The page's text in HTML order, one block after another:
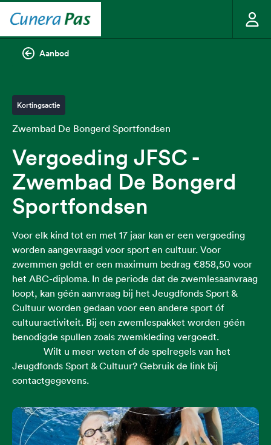
Aanbod
Kortingsactie
Zwembad De Bongerd Sportfondsen
Vergoeding JFSC -
Zwembad De Bongerd
Sportfondsen
Voor elk kind tot en met 17 jaar kan er een vergoeding
worden aangevraagd voor sport en cultuur. Voor
zwemmen geldt er een maximum bedrag €858,50 voor
het ABC-diploma. In de periode dat de zwemlesaanvraag
loopt, kan géén aanvraag bij het Jeugdfonds Sport &
Cultuur worden gedaan voor een andere sport óf
cultuuractiviteit. Bij een zwemlespakket worden géén
benodigde spullen zoals zwemkleding vergoedt.
Wilt u meer weten of de spelregels van het
Jeugdfonds Sport & Cultuur? Gebruik de link bij
contactgegevens.